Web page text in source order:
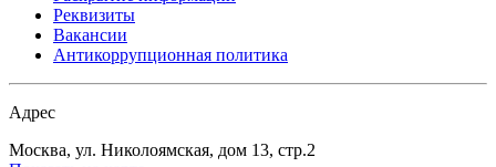
Реквизиты
Вакансии
Антикоррупционная политика
Адрес
Москва, ул. Николоямская, дом 13, стр.2